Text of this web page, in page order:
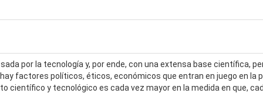
por la tecnología y, por ende, con una extensa base científica,
factores políticos, éticos, económicos que entran en juego en la
científico y tecnológico es cada vez mayor en la medida en que,